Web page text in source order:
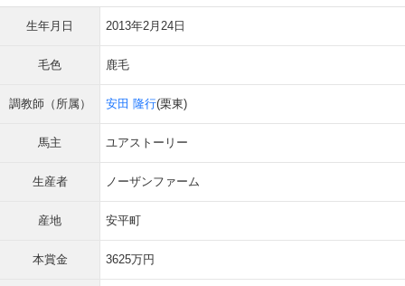
生年月日 2013年2月24日
毛色 鹿毛
調教師（所属） 安田 隆行(栗東)
馬主 ユアストーリー
生産者 ノーザンファーム
産地 安平町
本賞金 3625万円